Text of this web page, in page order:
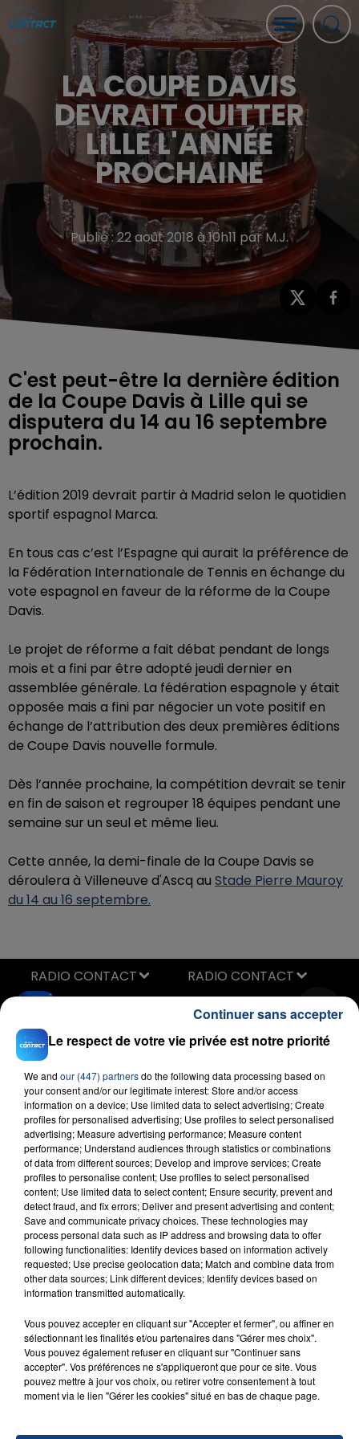
LA COUPE DAVIS
DEVRAIT QUITTER
LILLE L'ANNÉE
PROCHAINE
Publié : 22 août 2018 à 10h11 par M.J.
C'est peut-être la dernière édition
de la Coupe Davis à Lille qui se
disputera du 14 au 16 septembre
prochain.
L’édition 2019 devrait partir à Madrid selon le quotidien
sportif espagnol Marca.
En tous cas c’est l’Espagne qui aurait la préférence de
la Fédération Internationale de Tennis en échange du
vote espagnol en faveur de la réforme de la Coupe
Davis.
Le projet de réforme a fait débat pendant de longs
mois et a fini par être adopté jeudi dernier en
assemblée générale. La fédération espagnole y était
opposée mais a fini par négocier un vote positif en
échange de l’attribution des deux premières éditions
de Coupe Davis nouvelle formule.
Dès l’année prochaine, la compétition devrait se tenir
en fin de saison et regrouper 18 équipes pendant une
semaine sur un seul et même lieu.
Cette année, la demi-finale de la Coupe Davis se
déroulera à Villeneuve d'Ascq au Stade Pierre Mauroy
du 14 au 16 septembre.
CAMILLE YEMBE
RADIO CONTACT
FIL D'ACTU
23 juillet 2026
INCENDIE MORTEL À LENS : UNE FEMME ET
SON BÉBÉ ENTRE LA VIE ET LA...
Un homme s'est immolé par le feu après avoir
aspergé sa compagne et leur bébé de trois mois
Le respect de votre vie privée est notre priorité
We and our (447) partnersdo the following data processing based on
your consent and/or our legitimate interest: Store and/or access
information on a device; Use limited data to select advertising; Create
profiles for personalised advertising; Use profiles to select personalised
advertising; Measure advertising performance; Measure content
performance; Understand audiences through statistics or combinations
of data from different sources; Develop and improve services; Create
profiles to personalise content; Use profiles to select personalised
content; Use limited data to select content; Ensure security, prevent and
detect fraud, and fix errors; Deliver and present advertising and content;
Save and communicate privacy choices. These technologies may
process personal data such as IP address and browsing data to offer
following functionalities: Identify devices based on information actively
requested; Use precise geolocation data; Match and combine data from
other data sources; Link different devices; Identify devices based on
information transmitted automatically.
Vous pouvez accepter en cliquant sur "Accepter et fermer", ou affiner en
sélectionnant les finalités et/ou partenaires dans "Gérer mes choix".
Vous pouvez également refuser en cliquant sur "Continuer sans
accepter". Vos préférences ne s'appliqueront que pour ce site. Vous
pouvez mettre à jour vos choix, ou retirer votre consentement à tout
moment via le lien "Gérer les cookies" situé en bas de chaque page.
Continuer sans accepter